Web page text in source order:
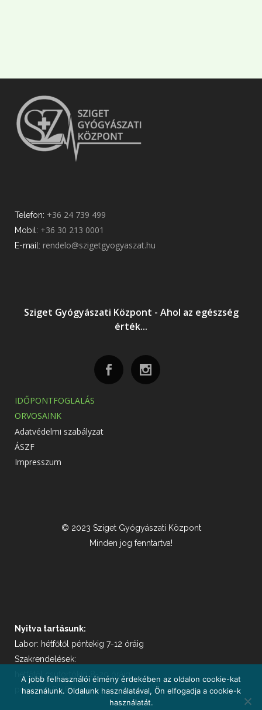
Telefon: +36 24 739 499
Mobil: +36 30 213 0001
E-mail: rendelo@szigetgyogyaszat.hu
Sziget Gyógyászati Központ - Ahol az egészség
érték...
IDŐPONTFOGLALÁS
ORVOSAINK
Adatvédelmi szabályzat
ÁSZF
Impresszum
© 2023 Sziget Gyógyászati Központ
Minden jog fenntartva!
Nyitva tartásunk:
Labor: hétfőtől péntekig 7-12 óráig
Szakrendelések:
hétfőtől csütörtökig 8-20 óráig,
pénteken 8-18 óráig
A jobb felhasználói élmény érdekében az oldalon cookie-kat
használunk. Oldalunk használatával, Ön elfogadja a cookie-k
használatát.